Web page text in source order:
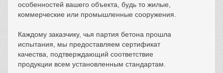
особенностей вашего объекта, будь то жилые,
коммерческие или промышленные сооружения.
Каждому заказчику, чья партия бетона прошла
испытания, мы предоставляем сертификат
качества, подтверждающий соответствие
продукции всем установленным стандартам.